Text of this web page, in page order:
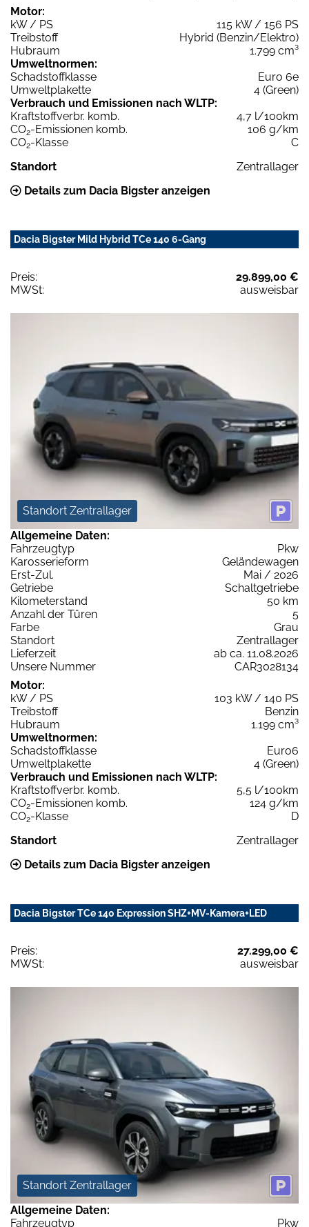
Motor:
kW / PS
115 kW / 156 PS
Treibstoff
Hybrid (Benzin/Elektro)
Hubraum
1.799 cm³
Umweltnormen:
Schadstoffklasse
Euro 6e
Umweltplakette
4 (Green)
Verbrauch und Emissionen nach WLTP:
Kraftstoffverbr. komb.
4,7 l/100km
CO2-Emissionen komb.
106 g/km
CO2-Klasse
C
Standort
Zentrallager
Details zum Dacia Bigster anzeigen
Dacia Bigster Mild Hybrid TCe 140 6-Gang
Preis:
29.899,00 €
MWSt:
ausweisbar
Standort Zentrallager
Allgemeine Daten:
Fahrzeugtyp
Pkw
Karosserieform
Geländewagen
Erst-Zul.
Mai / 2026
Getriebe
Schaltgetriebe
Kilometerstand
50 km
Anzahl der Türen
5
Farbe
Grau
Standort
Zentrallager
Lieferzeit
ab ca. 11.08.2026
Unsere Nummer
CAR3028134
Motor:
kW / PS
103 kW / 140 PS
Treibstoff
Benzin
Hubraum
1.199 cm³
Umweltnormen:
Schadstoffklasse
Euro6
Umweltplakette
4 (Green)
Verbrauch und Emissionen nach WLTP:
Kraftstoffverbr. komb.
5,5 l/100km
CO2-Emissionen komb.
124 g/km
CO2-Klasse
D
Standort
Zentrallager
Details zum Dacia Bigster anzeigen
Dacia Bigster TCe 140 Expression SHZ+MV-Kamera+LED
Preis:
27.299,00 €
MWSt:
ausweisbar
Standort Zentrallager
Allgemeine Daten:
Fahrzeugtyp
Pkw